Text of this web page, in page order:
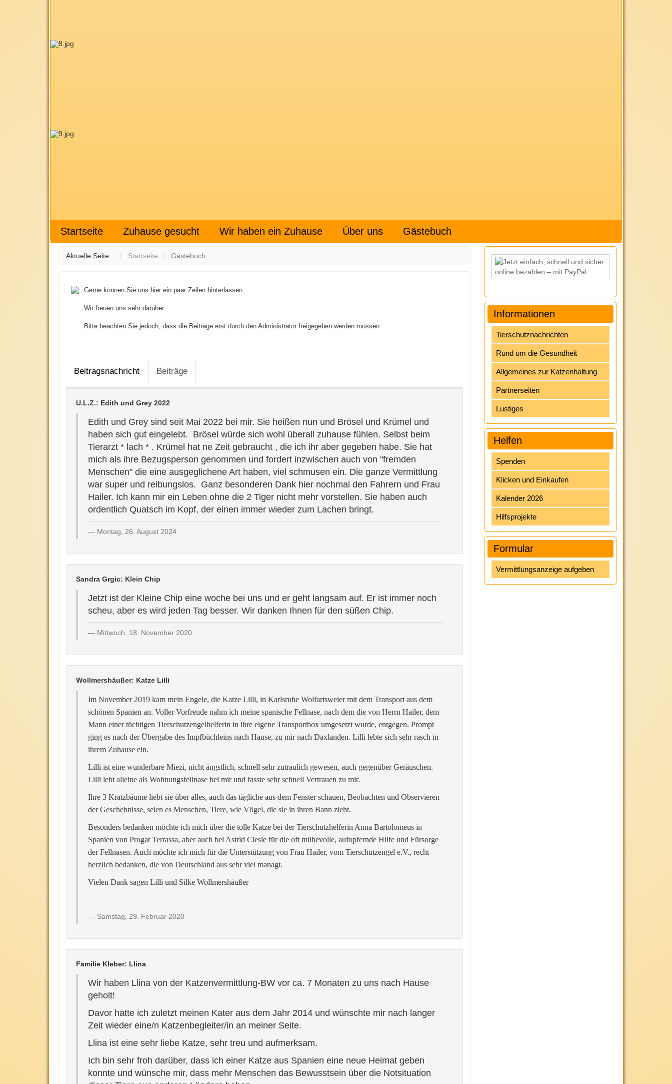
Startseite Zuhause gesucht Wir haben ein Zuhause Über uns Gästebuch
Aktuelle Seite: Startseite Gästebuch
Gerne können Sie uns hier ein paar Zeilen hinterlassen.
Wir freuen uns sehr darüber.
Bitte beachten Sie jedoch, dass die Beiträge erst durch den Administrator freigegeben werden müssen.
Beitragsnachricht Beiträge
U.L.Z.: Edith und Grey 2022
Edith und Grey sind seit Mai 2022 bei mir. Sie heißen nun und Brösel und Krümel und
haben sich gut eingelebt. Brösel würde sich wohl überall zuhause fühlen. Selbst beim
Tierarzt * lach * . Krümel hat ne Zeit gebraucht , die ich ihr aber gegeben habe. Sie hat
mich als ihre Bezugsperson genommen und fordert inzwischen auch von "fremden
Menschen" die eine ausgeglichene Art haben, viel schmusen ein. Die ganze Vermittlung
war super und reibungslos. Ganz besonderen Dank hier nochmal den Fahrern und Frau
Hailer. Ich kann mir ein Leben ohne die 2 Tiger nicht mehr vorstellen. Sie haben auch
ordentlich Quatsch im Kopf, der einen immer wieder zum Lachen bringt.
Montag, 26. August 2024
Sandra Grgic: Klein Chip
Jetzt ist der Kleine Chip eine woche bei uns und er geht langsam auf. Er ist immer noch
scheu, aber es wird jeden Tag besser. Wir danken Ihnen für den süßen Chip.
Mittwoch, 18. November 2020
Wollmershäußer: Katze Lilli
Im November 2019 kam mein Engele, die Katze Lilli, in Karlsruhe Wolfartsweier mit dem Transport aus dem
schönen Spanien an. Voller Vorfreude nahm ich meine spanische Fellnase, nach dem die von Herrn Hailer, dem
Mann einer tüchtigen Tierschutzengelhelferin in ihre eigene Transportbox umgesetzt wurde, entgegen. Prompt
ging es nach der Übergabe des Impfbüchleins nach Hause, zu mir nach Daxlanden. Lilli lebte sich sehr rasch in
ihrem Zuhause ein.
Lilli ist eine wunderbare Miezi, nicht ängstlich, schnell sehr zutraulich gewesen, auch gegenüber Geräuschen.
Lilli lebt alleine als Wohnungsfellnase bei mir und fasste sehr schnell Vertrauen zu mir.
Ihre 3 Kratzbäume liebt sie über alles, auch das tägliche aus dem Fenster schauen, Beobachten und Observieren
der Geschehnisse, seien es Menschen, Tiere, wie Vögel, die sie in ihren Bann zieht.
Besonders bedanken möchte ich mich über die tolle Katze bei der Tierschutzhelferin Anna Bartolomeus in
Spanien von Progat Terrassa, aber auch bei Astrid Clesle für die oft mühevolle, aufopfernde Hilfe und Fürsorge
der Fellnasen. Auch möchte ich mich für die Unterstützung von Frau Hailer, vom Tierschutzengel e.V., recht
herzlich bedanken, die von Deutschland aus sehr viel managt.
Vielen Dank sagen Lilli und Silke Wollmershäußer
Samstag, 29. Februar 2020
Familie Kleber: Llina
Wir haben Llina von der Katzenvermittlung-BW vor ca. 7 Monaten zu uns nach Hause
geholt!
Davor hatte ich zuletzt meinen Kater aus dem Jahr 2014 und wünschte mir nach langer
Zeit wieder eine/n Katzenbegleiter/in an meiner Seite.
Llina ist eine sehr liebe Katze, sehr treu und aufmerksam.
Ich bin sehr froh darüber, dass ich einer Katze aus Spanien eine neue Heimat geben
konnte und wünsche mir, dass mehr Menschen das Bewusstsein über die Notsituation
Informationen
Tierschutznachrichten
Rund um die Gesundheit
Allgemeines zur Katzenhaltung
Partnerseiten
Lustiges
Helfen
Spenden
Klicken und Einkaufen
Kalender 2026
Hilfsprojekte
Formular
Vermittlungsanzeige aufgeben